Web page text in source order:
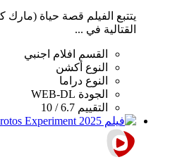
يتتبع الفيلم قصة حياة (مارك
القتالية في ...
القسم
افلام اجنبي
النوع أكشن
النوع دراما
الجودة WEB-DL
التقييم 6.7 / 10